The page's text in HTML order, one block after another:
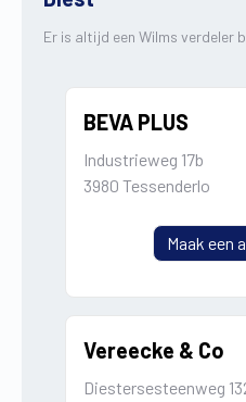
Er is altijd een Wilms verdeler
BEVA PLUS
Industrieweg 17b
3980 Tessenderlo
Maak een
Vereecke & Co
Diestersesteenweg